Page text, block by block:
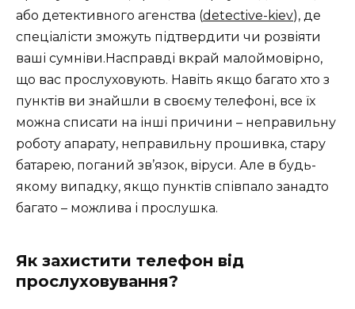
або детективного агенства (detective-kiev), де
спеціалісти зможуть підтвердити чи розвіяти
ваші сумніви.Насправді вкрай малоймовірно,
що вас прослуховують. Навіть якщо багато хто з
пунктів ви знайшли в своєму телефоні, все їх
можна списати на інші причини – неправильну
роботу апарату, неправильну прошивка, стару
батарею, поганий зв’язок, віруси. Але в будь-
якому випадку, якщо пунктів співпало занадто
багато – можлива і прослушка.
Як захистити телефон від
прослуховування?